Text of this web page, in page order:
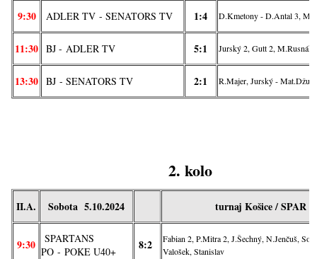
9:30 ADLER TV - SENATORS TV 1:4 D.Kmetony - D.Antal 3,
11:30 BJ - ADLER TV 5:1 Jurský 2, Gutt 2,
13:30 BJ - SENATORS TV 2:1 R.Majer, Jurský -
2. kolo
II.A. Sobota 5.10.2024 turnaj Košice / SPAR
9:30
SPARTANS
PO - POKE U40+ 8:2
Fabian 2, P.Mitra 2, J.Šechný, N.Jenčuš,
Valošek, Stanislav